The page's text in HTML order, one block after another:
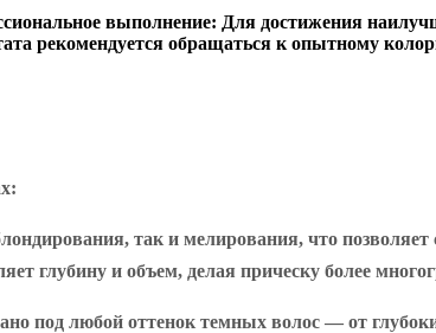
выполнение: Для достижения
рекомендуется обращаться к опытному
так и мелирования, что
глубину и объем, делая прическу более
под любой оттенок темных волос — от